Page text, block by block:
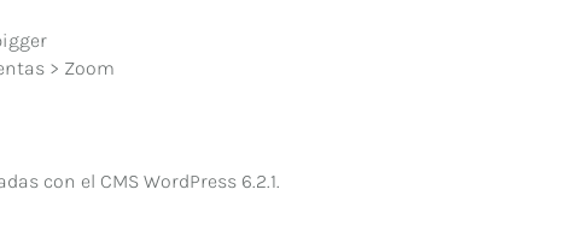
> Zoom
con el CMS WordPress 6.2.1.